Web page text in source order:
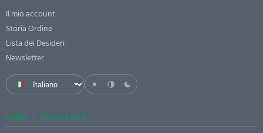
Il mio account
Storia Ordine
Lista dei Desideri
Newsletter
GUIDE E ASSISTENZA